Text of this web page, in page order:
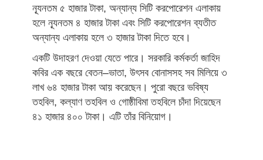
ন্যূনতম ৫ হাজার টাকা, অন্যান্য সিটি করপোরেশন এলাকায়
হলে ন্যূনতম ৪ হাজার টাকা এবং সিটি করপোরেশন ব্যতীত
অন্যান্য এলাকায় হলে ৩ হাজার টাকা দিতে হবে।
একটি উদাহরণ দেওয়া যেতে পারে। সরকারি কর্মকর্তা জাহিদ
কবির এক বছরে বেতন–ভাতা, উৎসব বোনাসসহ সব মিলিয়ে ৩
লাখ ৬৪ হাজার টাকা আয় করেছেন। পুরো বছরে ভবিষ্য
তহবিল, কল্যাণ তহবিল ও গোষ্ঠীবিমা তহবিলে চাঁদা দিয়েছেন
৪১ হাজার ৪০০ টাকা। এটি তাঁর বিনিয়োগ।